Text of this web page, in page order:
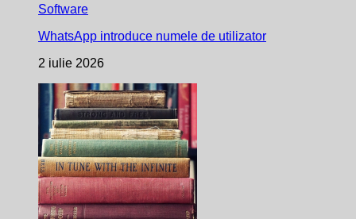
Software
WhatsApp introduce numele de utilizator
2 iulie 2026